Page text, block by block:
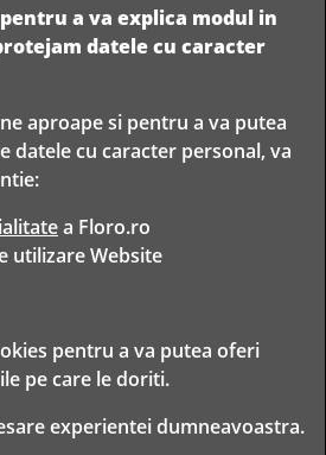
Livram in
orice
Romania
Garantam
Toate drepturile rezervate
FLORIST S.R.L. - CUI 30314943
a va explica modul in
datele cu caracter
aproape si pentru a va putea
datele cu caracter personal, va
a Floro.ro
utilizare Website
pentru a va putea oferi
pe care le doriti.
experientei dumneavoastra.